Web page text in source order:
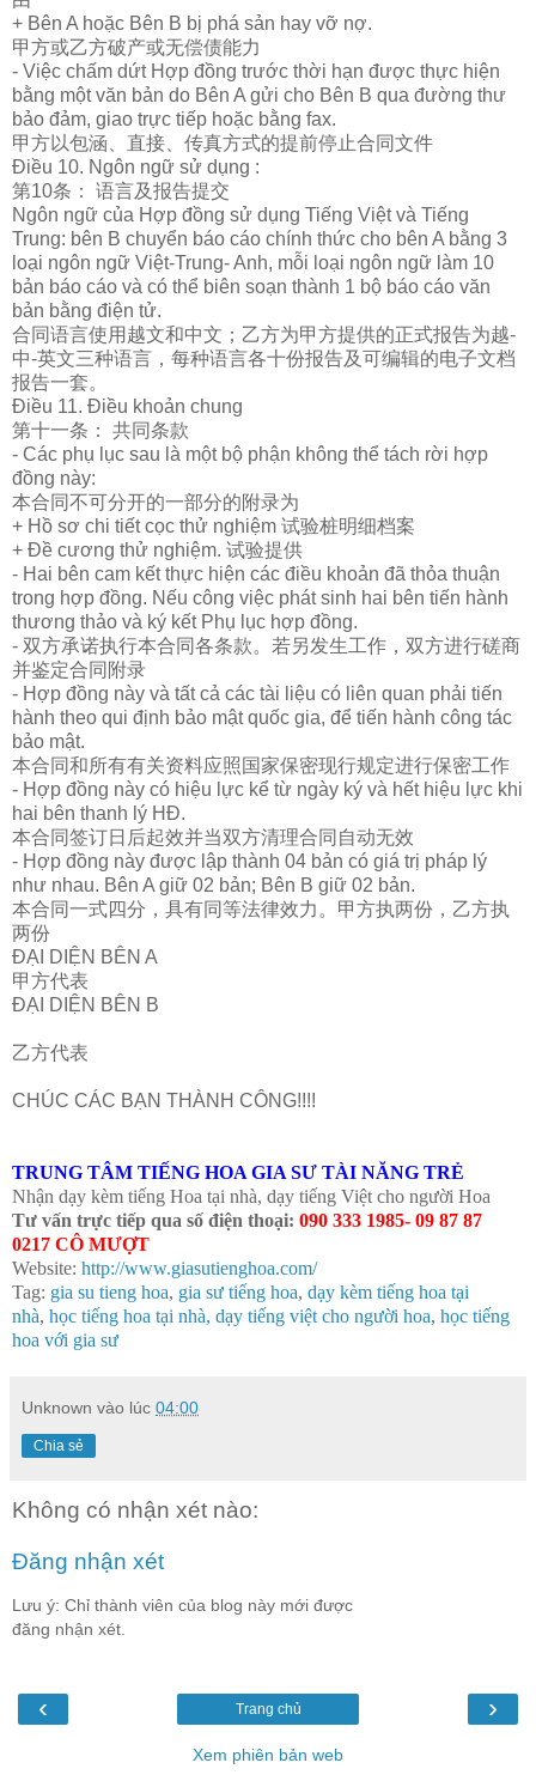
+ Bên A hoặc Bên B bị phá sản hay vỡ nợ.
甲方或乙方破产或无偿债能力
- Việc chấm dứt Hợp đồng trước thời hạn được thực hiện
bằng một văn bản do Bên A gửi cho Bên B qua đường thư
bảo đảm, giao trực tiếp hoặc bằng fax.
甲方以包涵、直接、 传真方式的提前停止合同文件
Điều 10. Ngôn ngữ sử dụng :
第10条： 语言及报告提交
Ngôn ngữ của Hợp đồng sử dụng Tiếng Việt và Tiếng
Trung: bên B chuyển báo cáo chính thức cho bên A bằng 3
loại ngôn ngữ Việt-Trung- Anh, mỗi loại ngôn ngữ làm 10
bản báo cáo và có thể biên soạn thành 1 bộ báo cáo văn
bản bằng điện tử.
合同语言使用越文和中文；乙方为甲方提供的正式报告为越-
中-英文三种语言，每种语言各十份报告及可编辑的电子文档
报告一套。
Điều 11. Điều khoản chung
第十一条： 共同条款
- Các phụ lục sau là một bộ phận không thể tách rời hợp
đồng này:
本合同不可分开的一部分的附录为
+ Hồ sơ chi tiết cọc thử nghiệm 试验桩明细档案
+ Đề cương thử nghiệm. 试验提供
- Hai bên cam kết thực hiện các điều khoản đã thỏa thuận
trong hợp đồng. Nếu công việc phát sinh hai bên tiến hành
thương thảo và ký kết Phụ lục hợp đồng.
- 双方承诺执行本合同各条款。若另发生工作，双方进行磋商
并鉴定合同附录
- Hợp đồng này và tất cả các tài liệu có liên quan phải tiến
hành theo qui định bảo mật quốc gia, để tiến hành công tác
bảo mật.
本合同和所有有关资料应照国家保密现行规定进行保密工作
- Hợp đồng này có hiệu lực kể từ ngày ký và hết hiệu lực khi
hai bên thanh lý HĐ.
本合同签订日后起效并当双方清理合同自动无效
- Hợp đồng này được lập thành 04 bản có giá trị pháp lý
như nhau. Bên A giữ 02 bản; Bên B giữ 02 bản.
本合同一式四分，具有同等法律效力。甲方执两份，乙方执
两份
ĐẠI DIỆN BÊN A
甲方代表
ĐẠI DIỆN BÊN B
乙方代表
CHÚC CÁC BẠN THÀNH CÔNG!!!!
TRUNG TÂM TIẾNG HOA GIA SƯ TÀI NĂNG TRẺ
Nhận dạy kèm tiếng Hoa tại nhà, dạy tiếng Việt cho người Hoa
Tư vấn trực tiếp qua số điện thoại: 090 333 1985- 09 87 87
0217 CÔ MƯỢT
Website: http://www.giasutienghoa.com/
Tag: gia su tieng hoa, gia sư tiếng hoa, dạy kèm tiếng hoa tại
nhà, học tiếng hoa tại nhà, dạy tiếng việt cho người hoa, học tiếng
hoa với gia sư
Unknown vào lúc 04:00
Chia sẻ
Không có nhận xét nào:
Đăng nhận xét
Lưu ý: Chỉ thành viên của blog này mới được
đăng nhận xét.
‹ ›
Trang chủ
Xem phiên bản web